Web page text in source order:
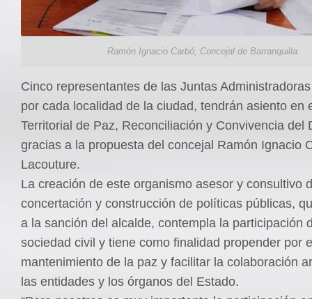
Ramón Ignacio Carbó, Concejal de Barranquilla.
Cinco representantes de las Juntas
por cada localidad de la ciudad, tendrán asiento en
Territorial de Paz, Reconciliación y Convivencia del
gracias a la propuesta del concejal Ramón Ignacio
Lacouture.
La creación de este organismo asesor y consultivo
concertación y construcción de políticas públicas,
a la sanción del alcalde, contempla la participación
sociedad civil y tiene como finalidad propender por
mantenimiento de la paz y facilitar la colaboración
las entidades y los órganos del Estado.